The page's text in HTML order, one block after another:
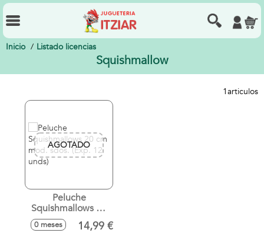
Inicio Listado licencias
Squishmallow
1articulos
AGOTADO
Peluche
Squishmallows 20
cm mod. sdos.
(Exp. 12 unds)
0 meses 14,99 €